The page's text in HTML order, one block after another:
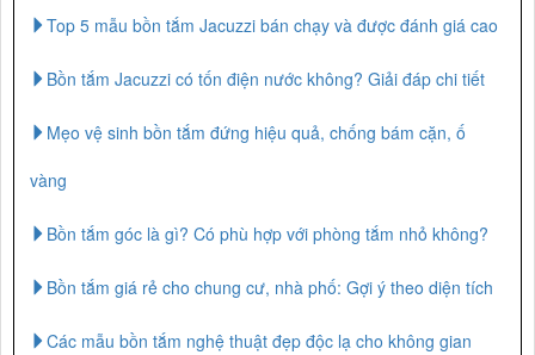
Top 5 mẫu bồn tắm Jacuzzi bán chạy và được đánh giá cao
Bồn tắm Jacuzzi có tốn điện nước không? Giải đáp chi tiết
Mẹo vệ sinh bồn tắm đứng hiệu quả, chống bám cặn, ố
vàng
Bồn tắm góc là gì? Có phù hợp với phòng tắm nhỏ không?
Bồn tắm giá rẻ cho chung cư, nhà phố: Gợi ý theo diện tích
Các mẫu bồn tắm nghệ thuật đẹp độc lạ cho không gian